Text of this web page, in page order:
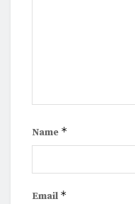
Name *
Email *